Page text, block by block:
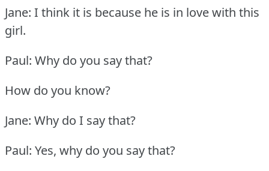
Jane: I think it is because he is in love with this
girl.
Paul: Why do you say that?
How do you know?
Jane: Why do I say that?
Paul: Yes, why do you say that?